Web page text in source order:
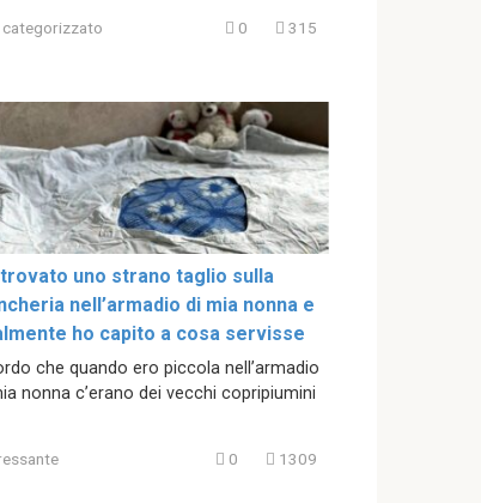
categorizzato 0 315
trovato uno strano taglio sulla
nell’armadio di mia nonna e
ho capito a cosa servisse
che quando ero piccola nell’armadio
nonna c’erano dei vecchi copripiumini
0 1309